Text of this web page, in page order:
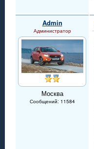
Admin
Администратор
Москва
Сообщений: 11584